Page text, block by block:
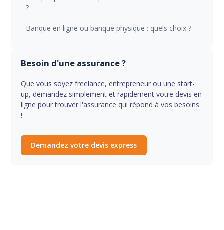
?
Banque en ligne ou banque physique : quels choix ?
Besoin d'une assurance ?
Que vous soyez freelance, entrepreneur ou une start-
up, demandez simplement et rapidement votre devis en
ligne pour trouver l'assurance qui répond à vos besoins
!
Demandez votre devis express